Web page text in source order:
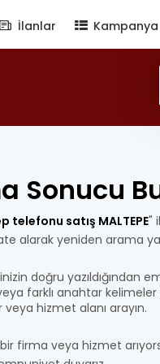
İlanlar Kampanya
Sonucu
telefonu satış MALTEPE"
alarak yeniden arama
doğru yazıldığından
farklı anahtar kelimeler
veya hizmet alanı arayın.
firma veya hizmet